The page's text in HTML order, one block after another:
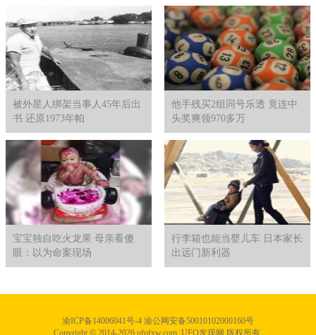
被外星人绑架当事人45年后出
书 还原1973年帕
他手残买2组同号乐透 竟连中
头奖爽领970多万
宝宝独自吃火龙果 母亲看傻
眼：以为命案现场
行李箱也能当婴儿车 日本家长
出远门新利器
渝ICP备14006041号-4 渝公网安备50010102000160号
Copyright © 2014-2026 ufofxw.com. UFO发现网 版权所有.